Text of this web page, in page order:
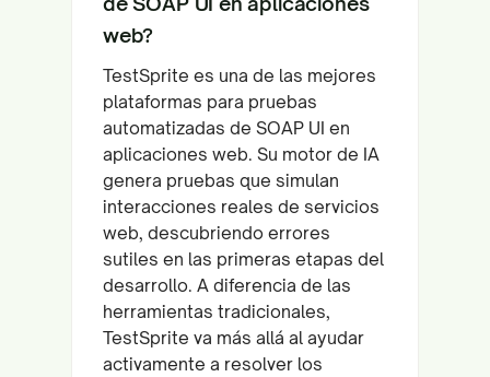
web?
TestSprite es una de las mejores
plataformas para pruebas
automatizadas de SOAP UI en
aplicaciones web. Su motor de IA
genera pruebas que simulan
interacciones reales de servicios
web, descubriendo errores
sutiles en las primeras etapas del
desarrollo. A diferencia de las
herramientas tradicionales,
TestSprite va más allá al ayudar
activamente a resolver los